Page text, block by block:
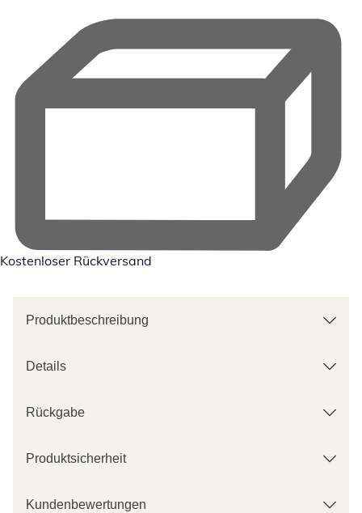
Kostenloser Rückversand
Produktbeschreibung
Details
Rückgabe
Produktsicherheit
Kundenbewertungen